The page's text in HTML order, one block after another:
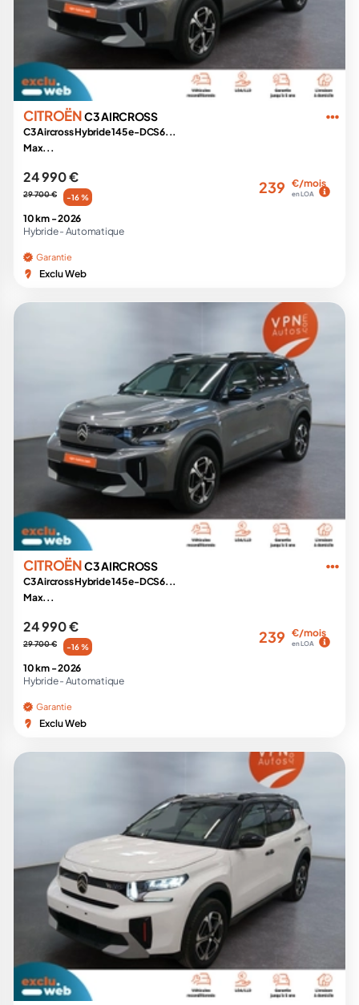
CITROËNC3 AIRCROSS
C3 Aircross Hybride 145 e-DCS6...
Max...
24 990 €
29 700 € -16 %
239 €/mois
en LOA
10 km -2026
Hybride - Automatique
Garantie
Exclu Web
CITROËNC3 AIRCROSS
C3 Aircross Hybride 145 e-DCS6...
Max...
24 990 €
29 700 € -16 %
239 €/mois
en LOA
10 km -2026
Hybride - Automatique
Garantie
Exclu Web